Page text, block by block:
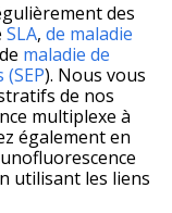
des
SLA, de maladie
maladie de
). Nous vous
de nos
multiplexe à
également en
utilisant les liens